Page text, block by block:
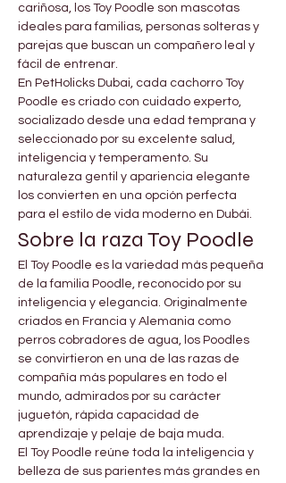
cariñosa, los Toy Poodle son mascotas
ideales para familias, personas solteras y
parejas que buscan un compañero leal y
fácil de entrenar.
En PetHolicks Dubai, cada cachorro Toy
Poodle es criado con cuidado experto,
socializado desde una edad temprana y
seleccionado por su excelente salud,
inteligencia y temperamento. Su
naturaleza gentil y apariencia elegante
los convierten en una opción perfecta
para el estilo de vida moderno en Dubái.
Sobre la raza Toy Poodle
El Toy Poodle es la variedad más pequeña
de la familia Poodle, reconocido por su
inteligencia y elegancia. Originalmente
criados en Francia y Alemania como
perros cobradores de agua, los Poodles
se convirtieron en una de las razas de
compañía más populares en todo el
mundo, admirados por su carácter
juguetón, rápida capacidad de
aprendizaje y pelaje de baja muda.
El Toy Poodle reúne toda la inteligencia y
belleza de sus parientes más grandes en